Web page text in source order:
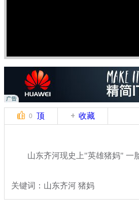
0 顶 收藏
山东齐河现史上"英雄猪妈" 一
关键词：山东齐河 猪妈